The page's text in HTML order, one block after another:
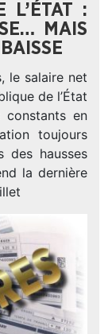
L’ÉTAT :
MAIS
le salaire net
de l’État
constants en
toujours
hausses
la dernière